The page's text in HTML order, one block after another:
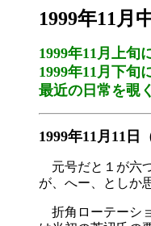
1999年11月
1999年11月上旬
1999年11月下旬
最近の日常を覗く
1999年11月11日
元号だと１が六
が、へー、としか
折角ローテーシ